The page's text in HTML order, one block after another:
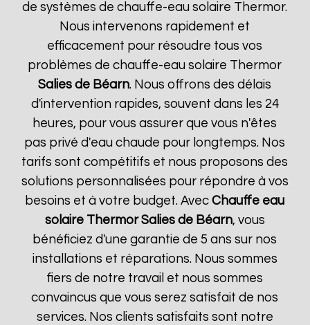
de systèmes de chauffe-eau solaire Thermor.
Nous intervenons rapidement et
efficacement pour résoudre tous vos
problèmes de chauffe-eau solaire Thermor
Salies de Béarn. Nous offrons des délais
d'intervention rapides, souvent dans les 24
heures, pour vous assurer que vous n'êtes
pas privé d'eau chaude pour longtemps. Nos
tarifs sont compétitifs et nous proposons des
solutions personnalisées pour répondre à vos
besoins et à votre budget. AvecChauffe eau
solaire Thermor Salies de Béarn, vous
bénéficiez d'une garantie de 5 ans sur nos
installations et réparations. Nous sommes
fiers de notre travail et nous sommes
convaincus que vous serez satisfait de nos
services. Nos clients satisfaits sont notre